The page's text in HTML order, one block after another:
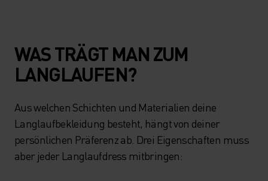
WAS TRÄGT MAN ZUM
LANGLAUFEN?
Aus welchen Schichten und Materialien deine
Langlaufbekleidung besteht, hängt von deiner
persönlichen Präferenz ab. Drei Eigenschaften muss
aber jeder Langlaufdress mitbringen: